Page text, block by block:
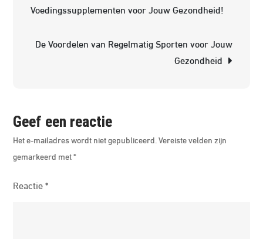
Voedingssupplementen voor Jouw Gezondheid!
De Voordelen van Regelmatig Sporten voor Jouw
Gezondheid
Geef een reactie
Het e-mailadres wordt niet gepubliceerd. Vereiste velden zijn
gemarkeerd met*
Reactie*